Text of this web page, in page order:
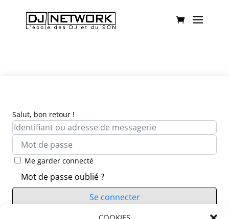
Salut, bon retour !
Me garder connecté
Mot de passe oublié ?
Se connecter
Vous n’avez pas de compte ?